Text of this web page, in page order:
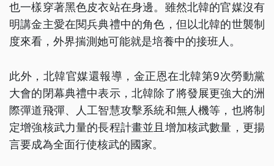
也一樣穿著黑色皮衣站在身邊。雖然北韓的官媒沒有
明講金主愛在閱兵典禮中的角色，但以北韓的世襲制
度來看，外界揣測她可能就是培養中的接班人。
此外，北韓官媒還報導，金正恩在北韓第9次勞動黨
大會的閉幕典禮中表示，北韓除了將發展更強大的洲
際彈道飛彈、人工智慧攻擊系統和無人機等，也將制
定增強核武力量的長程計畫並且增加核武數量，更揚
言要成為全面行使核武的國家。